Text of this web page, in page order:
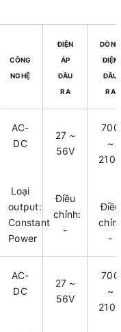
CÔNG
NGHỆ
ĐIỆN
ÁP
ĐẦU
RA
DÒNG
ĐIỆN
ĐẦU
RA
AC-
DC
Loại
output:
Constant
Power
27 ~
56V
Điều
chỉnh:
-
700
~
Điều
-
AC-
DC
27 ~
56V
700
~